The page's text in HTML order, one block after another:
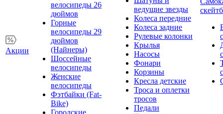
Акции
велосипеды 26
дюймов
Горные
велосипеды 29
дюймов
(Найнеры)
Шоссейные
велосипеды
Женские
велосипеды
Фэтбайки (Fat-
Bike)
Городские
ведущие звезды
Колеса передние
Колеса задние
Рулевые колонки
Крылья
Насосы
Фонари
Корзины
Кресла детские
Троса и оплетки
тросов
Педали